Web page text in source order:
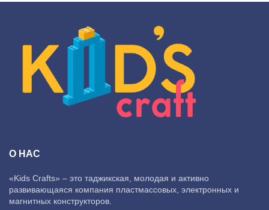
О НАС
«Kids Crafts» – это таджикская, молодая и активно
развивающаяся компания пластмассовых, электронных и
магнитных конструкторов.